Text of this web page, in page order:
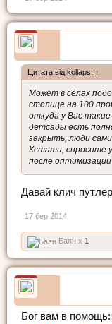
Цитата від kollaps: ↑
Может в сёлах
столице на 100
откуда у Вас
детсады есть
закрыть, люди
Кстати, спросите у
после
Давай клич
17 бер 2014
Баян x 1
Бог вам в помощь: